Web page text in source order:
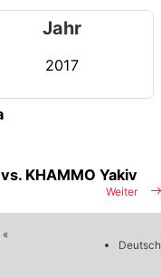
Jahr
2017
Weiter
KHAMMO Yakiv
Deutsch